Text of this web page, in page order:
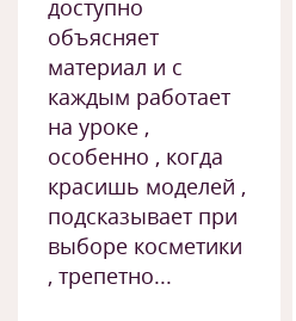
доступно
объясняет
материал и с
каждым работает
на уроке ,
особенно , когда
красишь моделей ,
подсказывает при
выборе косметики
, трепетно...